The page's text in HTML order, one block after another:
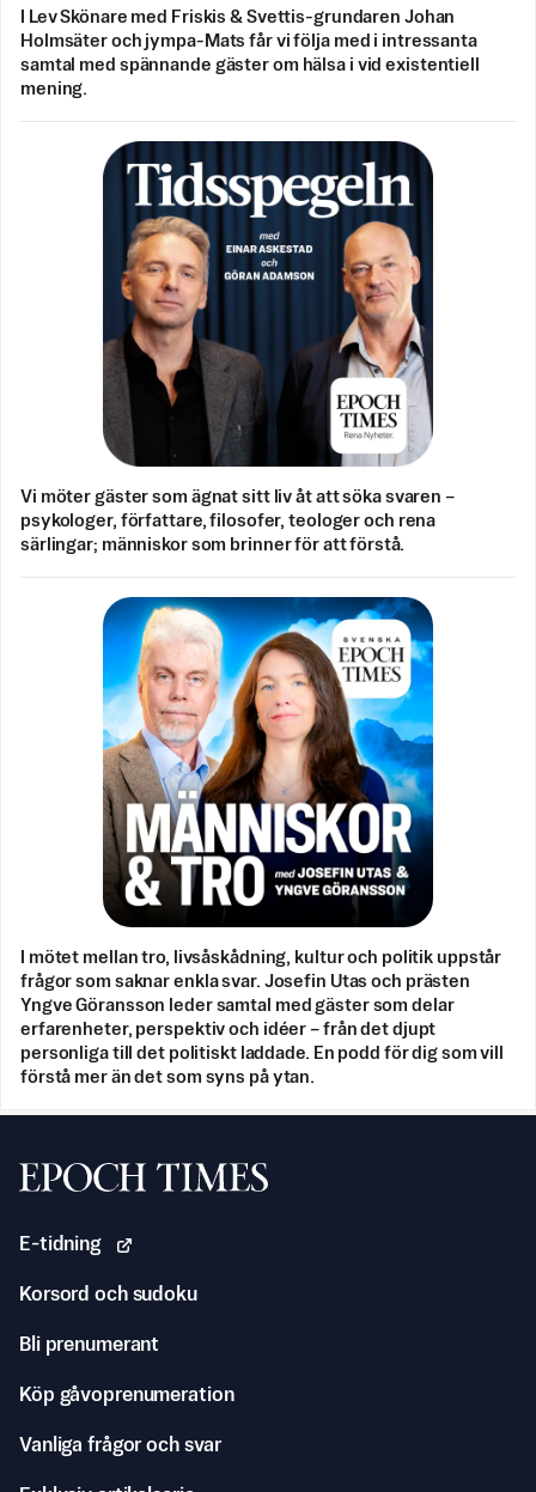
I Lev Skönare med Friskis & Svettis-grundaren Johan
Holmsäter och jympa-Mats får vi följa med i intressanta
samtal med spännande gäster om hälsa i vid existentiell
mening.
Vi möter gäster som ägnat sitt liv åt att söka svaren –
psykologer, författare, filosofer, teologer och rena
särlingar; människor som brinner för att förstå.
I mötet mellan tro, livsåskådning, kultur och politik uppstår
frågor som saknar enkla svar. Josefin Utas och prästen
Yngve Göransson leder samtal med gäster som delar
erfarenheter, perspektiv och idéer – från det djupt
personliga till det politiskt laddade. En podd för dig som vill
förstå mer än det som syns på ytan.
Svenska Epoch Times
E-tidning
Korsord och sudoku
Bli prenumerant
Köp gåvoprenumeration
Vanliga frågor och svar